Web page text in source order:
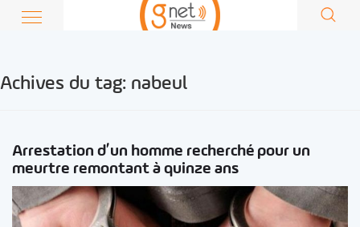
Achives du tag: nabeul
Arrestation d’un homme recherché pour un
meurtre remontant à quinze ans